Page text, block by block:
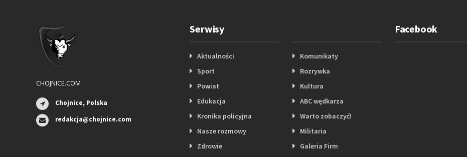
CHOJNICE.COM
Chojnice, Polska
redakcja@chojnice.com
Serwisy
Aktualności
Sport
Powiat
Edukacja
Kronika policyjna
Nasze rozmowy
Zdrowie
Komunikaty
Rozrywka
Kultura
ABC wędkarza
Warto zobaczyć!
Militaria
Galeria Firm
Facebook